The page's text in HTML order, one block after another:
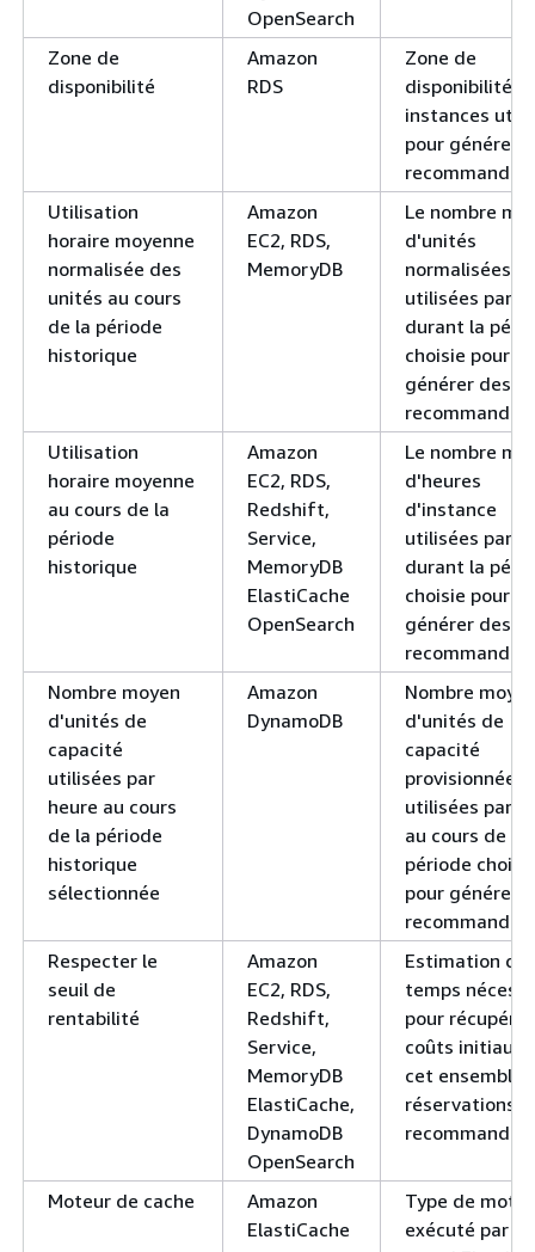
OpenSearch
Zone de
disponibilité
Amazon
RDS
Zone de
disponibilité
instances
pour générer
Utilisation
horaire moyenne
normalisée des
unités au cours
de la période
historique
Amazon
EC2, RDS,
MemoryDB
Le nombre
d'unités
normalisées
utilisées par
durant la
choisie pour
générer des
Utilisation
horaire moyenne
au cours de la
période
historique
Amazon
EC2, RDS,
Redshift,
Service,
MemoryDB
ElastiCache
OpenSearch
Le nombre
d'heures
d'instance
utilisées par
durant la
choisie pour
générer des
Nombre moyen
d'unités de
capacité
utilisées par
heure au cours
de la période
historique
sélectionnée
Amazon
DynamoDB
Nombre
d'unités de
capacité
provisionnées
utilisées par
au cours de la
période
pour générer
Respecter le
seuil de
rentabilité
Amazon
EC2, RDS,
Redshift,
Service,
MemoryDB
ElastiCache,
DynamoDB
OpenSearch
Estimation du
temps
pour
coûts initiaux
cet ensemble
réservations
Moteur de cache
Amazon
ElastiCache
Type de
exécuté par le